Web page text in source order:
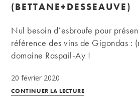
présents
dans
la
type
(BETTANE+DESSEAUVE)
Nul besoin d’esbroufe pour
référence des vins de Gigondas :
domaine Raspail-Ay !
20 février 2020
CONTINUER LA LECTUREDomaine